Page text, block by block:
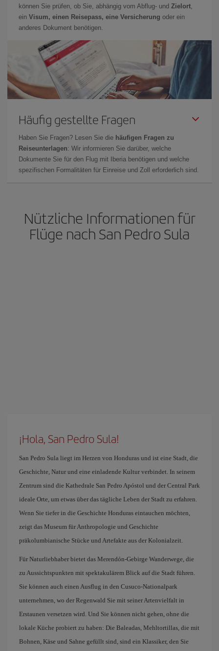
können Sie prüfen, ob Sie, abhängig vom Abflug- und Zielort,
ein Visum, einen Reisepass, eine Versicherung oder ein
anderes Dokument benötigen.
Häufig gestellte Fragen
Haben Sie Fragen? Lesen Sie die häufigen Fragen zu
Reiseunterlagen: Wir informieren Sie darüber, welche
Dokumente Sie für den Flug mit Iberia benötigen und welche
spezifischen Formalitäten für Einreise und Zoll erforderlich sind.
Nützliche Informationen für
Flüge nach San Pedro Sula
¡Hola, San Pedro Sula!
San Pedro Sula liegt im Herzen von Honduras und ist eine Stadt, die
Geschichte, Natur und eine einladende Kultur verbindet. In seinem
Zentrum sind die Kathedrale San Pedro Apóstol und der Central Park
ideale Orte, um etwas über das tägliche Leben der Stadt zu erfahren.
Wenn Sie tiefer in die Geschichte Honduras eintauchen möchten,
zeigt das Museum für Anthropologie und Geschichte
präkolumbianische Stücke und Artefakte aus der Kolonialzeit.
Für Naturliebhaber bietet das Merendón-Gebirge Wanderwege, die
zu Aussichtspunkten mit spektakulärem Blick auf die Stadt führen.
Sie können auch einen Ausflug in den Cusuco-Nationalpark
unternehmen, wo der Regenwald Sie mit seiner Artenvielfalt in
Erstaunen versetzen wird. Und Sie können nicht gehen, ohne die
lokale Küche probiert zu haben: Die Baleadas, Mehltortillas, die mit
Bohnen, Käse und Sahne gefüllt sind, sind ein Klassiker, den Sie